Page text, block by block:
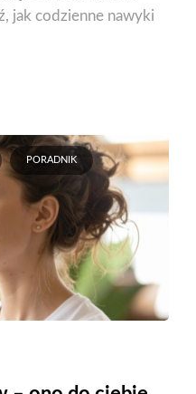
jak codzienne nawyki
PORADNIK